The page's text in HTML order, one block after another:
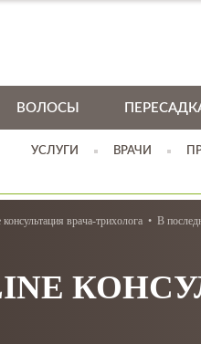
ВОЛОСЫ
УСЛУГИ ВРАЧИ
врача-трихолога В